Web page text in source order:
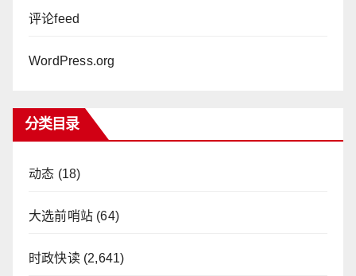
评论feed
WordPress.org
分类目录
动态 (18)
大选前哨站 (64)
时政快读(2,641)